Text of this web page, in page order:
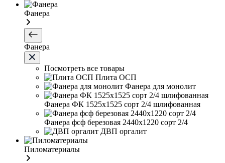
Фанера
Фанера
Посмотреть все товары
Плита ОСП
Фанера для монолит
Фанера ФК 1525х1525 сорт 2/4 шлифованная
Фанера фсф березовая 2440х1220 сорт 2/4
ДВП оргалит
Пиломатериалы